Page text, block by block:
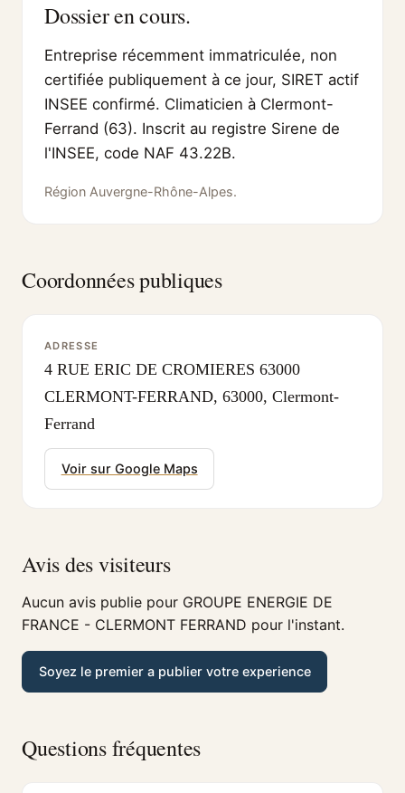
Dossier en cours.
Entreprise récemment immatriculée, non
certifiée publiquement à ce jour, SIRET actif
INSEE confirmé. Climaticien à Clermont-
Ferrand (63). Inscrit au registre Sirene de
l'INSEE, code NAF 43.22B.
Région Auvergne-Rhône-Alpes.
Coordonnées publiques
ADRESSE
4 RUE ERIC DE CROMIERES 63000
CLERMONT-FERRAND, 63000, Clermont-
Ferrand
Voir sur Google Maps
Avis des visiteurs
Aucun avis publie pour GROUPE ENERGIE DE
FRANCE - CLERMONT FERRAND pour l'instant.
Soyez le premier a publier votre experience
Questions fréquentes